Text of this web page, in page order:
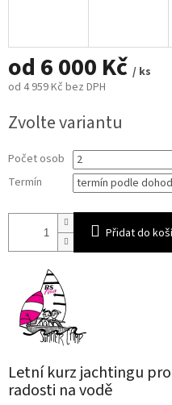
od 6 000 Kč / ks
od 4 959 Kč bez DPH
cena:
Zvolte variantu
Počet osob
Termín
Přidat do
Letní kurz jachtingu
radosti na vodě